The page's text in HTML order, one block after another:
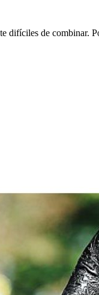
difíciles de combinar.